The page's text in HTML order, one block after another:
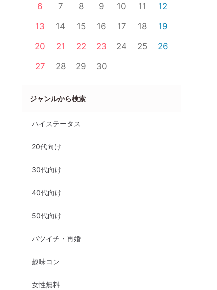
6
7 8 9 10 11
12
13
14 15 16 17 18
19
20
21 22 23 24 25
26
27
28 29 30
ジャンルから検索
ハイステータス
20代向け
30代向け
40代向け
50代向け
バツイチ・再婚
趣味コン
女性無料